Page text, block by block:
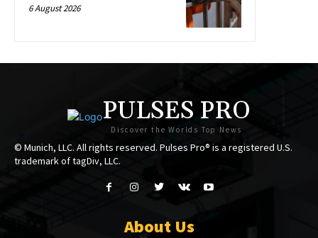
6 August 2026
PULSES PRO
Discover the Worlds Top News
© Munich, LLC. All rights reserved. Pulses Pro® is a registered U.S.
trademark of tagDiv, LLC.
About Us